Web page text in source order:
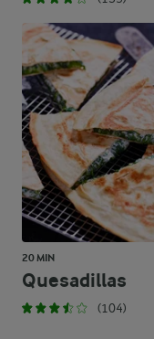
20 MIN
Quesadillas
(104)